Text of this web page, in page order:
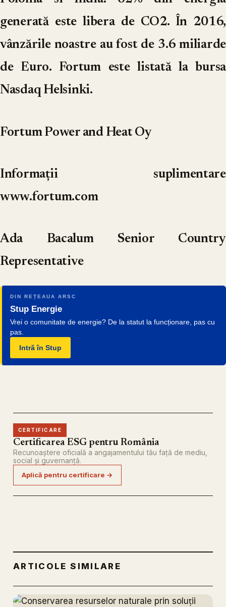
generată este libera de CO2. În 2016,
vânzările noastre au fost de 3.6 miliarde
de Euro. Fortum este listată la bursa
Nasdaq Helsinki.
Fortum Power and Heat Oy
Informații suplimentare
www.fortum.com
Ada Bacalum Senior Country
Representative
DIN REȚEAUA ARSC
Stup Energie
Vrei o comunitate de energie? De la statut la funcționare, pas cu
pas.
Intră în Stup
CERTIFICARE
Certificarea ESG pentru România
Recunoaștere oficială a angajamentului tău față de mediu,
social și guvernanță.
Aplică pentru certificare →
ARTICOLE SIMILARE